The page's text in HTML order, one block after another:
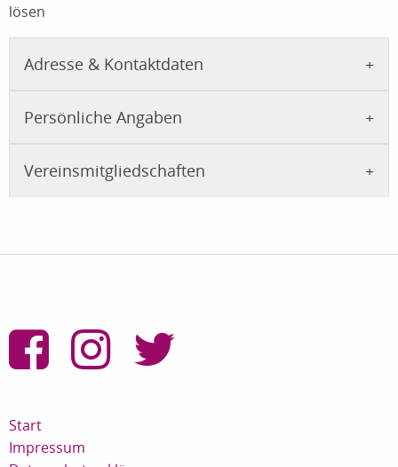
lösen
Adresse & Kontaktdaten
Persönliche Angaben
Vereinsmitgliedschaften
Start
Impressum